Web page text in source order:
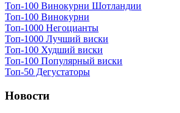
Топ-100 Винокурни Шотландии
Топ-100 Винокурни
Топ-1000 Негоцианты
Топ-1000 Лучший виски
Топ-100 Худший виски
Топ-100 Популярный виски
Топ-50 Дегустаторы
Новости